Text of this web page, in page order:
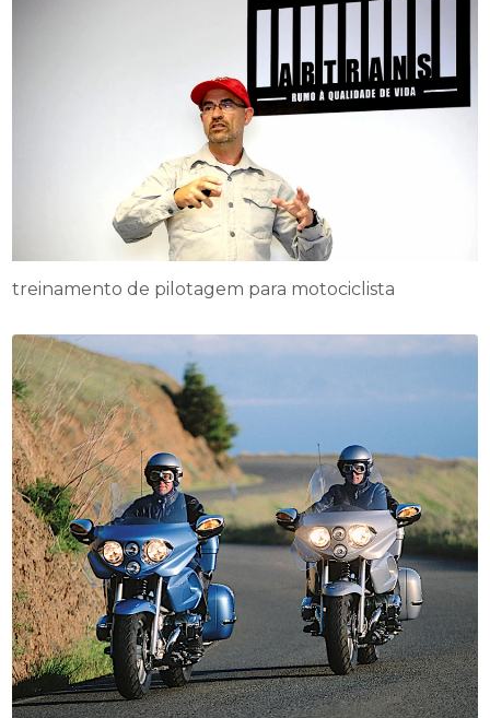
treinamento de pilotagem para motociclista